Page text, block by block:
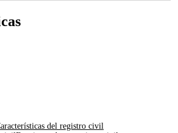
del registro civil